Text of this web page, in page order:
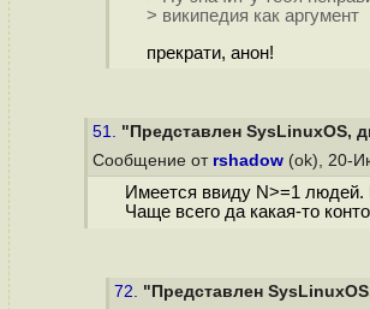
> википедия как аргумент
прекрати, анон!
51. "Представлен SysLinuxOS,
Сообщение от rshadow (ok), 20-
Имеется ввиду N>=1 людей.
Чаще всего да какая-то
72. "Представлен